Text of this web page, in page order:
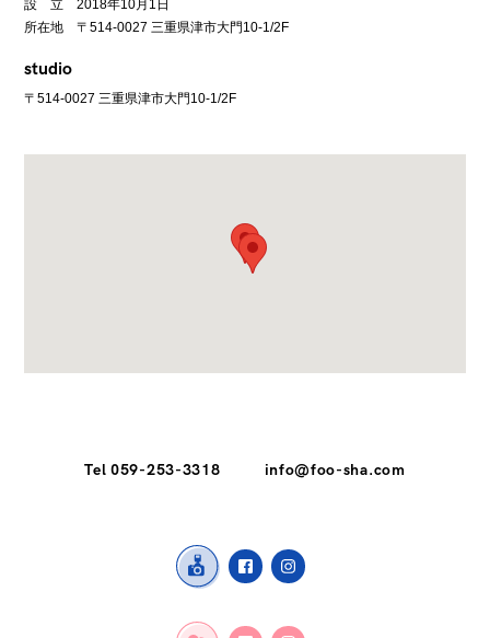
設 立 2018年10月1日
所在地 〒514-0027 三重県津市大門10-1/2F
studio
〒514-0027 三重県津市大門10-1/2F
Tel 059-253-3318 info@foo-sha.com